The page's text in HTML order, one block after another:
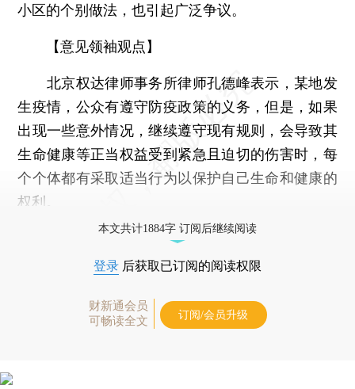
小区的个别做法，也引起广泛争议。
【意见领袖观点】
北京权达律师事务所律师孔德峰表示，某地发
生疫情，公众有遵守防疫政策的义务，但是，如果
出现一些意外情况，继续遵守现有规则，会导致其
生命健康等正当权益受到紧急且迫切的伤害时，每
个个体都有采取适当行为以保护自己生命和健康的
权利。
本文共计1884字 订阅后继续阅读
登录 后获取已订阅的阅读权限
财新通会员
可畅读全文
订阅/会员升级